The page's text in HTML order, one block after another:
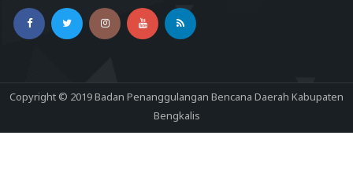
Copyright © 2019 Badan Penanggulangan Bencana Daerah Kabupaten
Bengkalis